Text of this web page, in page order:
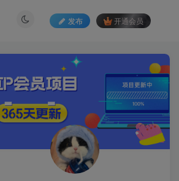
发布 开通会员